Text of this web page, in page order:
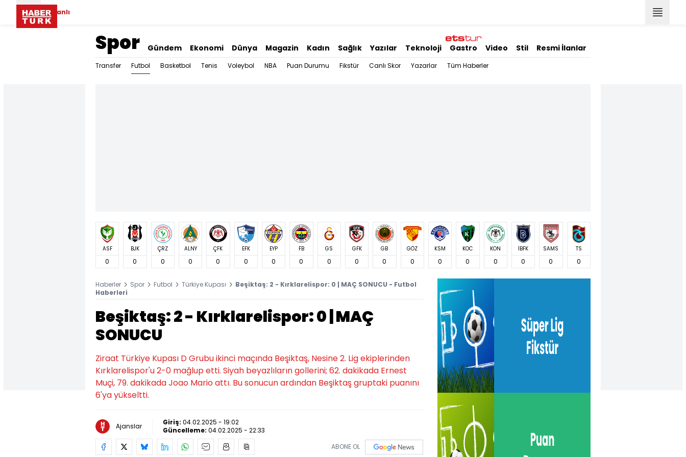
Canlı
Spor Gündem Ekonomi Dünya Magazin Kadın Sağlık Yazılar Teknoloji Gastro Video Stil Resmi İlanlar
Transfer Futbol Basketbol Tenis Voleybol NBA Puan Durumu Fikstür Canlı Skor Yazarlar Tüm Haberler
ASF
0
BJK
0
ÇRZ
0
ALNY
0
ÇFK
0
EFK
0
EYP
0
FB
0
GS
0
GFK
0
GB
0
GÖZ
0
KSM
0
KOC
0
KON
0
İBFK
0
SAMS
0
TS
0
Haberler Spor Futbol Türkiye Kupası
Beşiktaş: 2 - Kırklarelispor: 0 | MAÇ SONUCU - Futbol
Haberleri
Beşiktaş: 2 - Kırklarelispor: 0 | MAÇ
SONUCU
Ziraat Türkiye Kupası D Grubu ikinci maçında Beşiktaş, Nesine 2. Lig ekiplerinden
Kırklarelispor'u 2-0 mağlup etti. Siyah beyazlıların gollerini; 62. dakikada Ernest
Muçi, 79. dakikada Joao Mario attı. Bu sonucun ardından Beşiktaş gruptaki puanını
6'ya yükseltti.
Ajanslar Giriş: 04.02.2025 - 19:02
Güncelleme: 04.02.2025 - 22:33
ABONE OL